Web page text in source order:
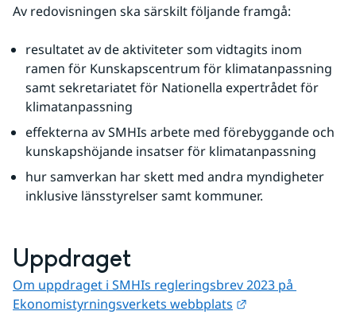
Av redovisningen ska särskilt följande framgå:
resultatet av de aktiviteter som vidtagits inom
ramen för Kunskapscentrum för klimatanpassning
samt sekretariatet för Nationella expertrådet för
klimatanpassning
effekterna av SMHIs arbete med förebyggande och
kunskapshöjande insatser för klimatanpassning
hur samverkan har skett med andra myndigheter
inklusive länsstyrelser samt kommuner.
Uppdraget
Om uppdraget i SMHIs regleringsbrev 2023 på
Ekonomistyrningsverkets webbplats